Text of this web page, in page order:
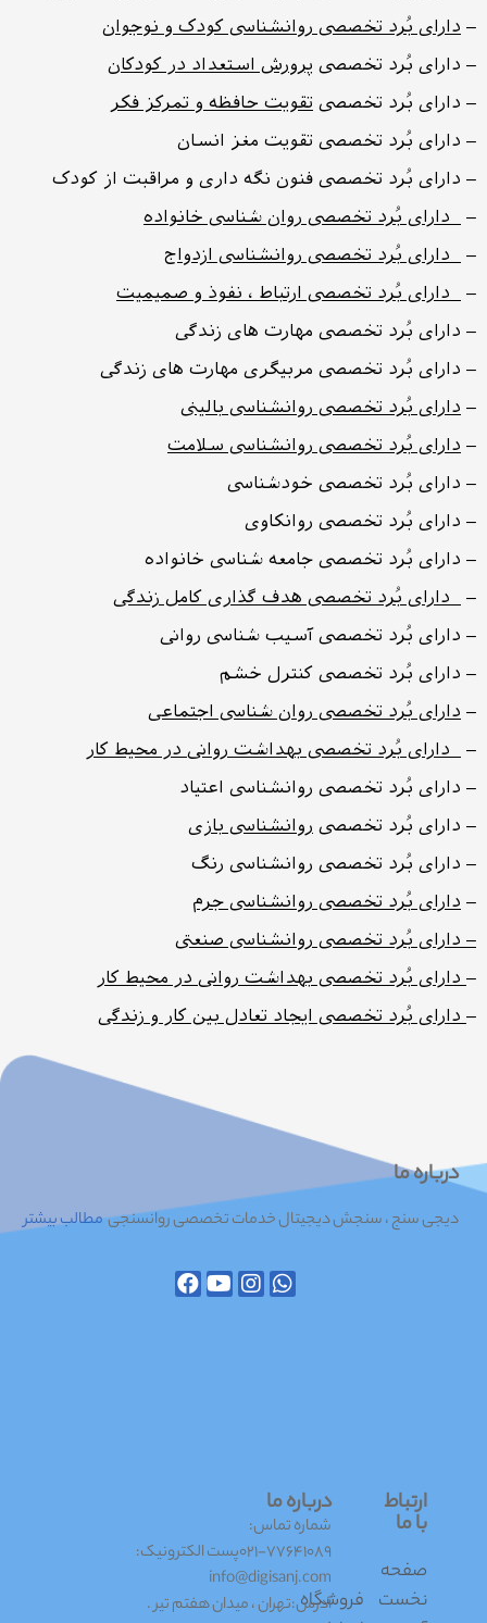
– دارای بُرد تخصصی روانشناسی کودک و نوجوان
– دارای بُرد تخصصی پرورش استعداد در کودکان
– دارای بُرد تخصصی تقویت حافظه و تمرکز فکر
– دارای بُرد تخصصی تقویت مغز انسان
– دارای بُرد تخصصی فنون نگه داری و مراقبت از کودک
–
دارای بُرد تخصصی روان شناسی خانواده
–
دارای بُرد تخصصی روانشناسی ازدواج
–
دارای بُرد تخصصی ارتباط ، نفوذ و صمیمیت
– دارای بُرد تخصصی مهارت های زندگی
– دارای بُرد تخصصی مربیگری مهارت های زندگی
– دارای بُرد تخصصی روانشناسی بالینی
– دارای بُرد تخصصی روانشناسی سلامت
– دارای بُرد تخصصی خودشناسی
– دارای بُرد تخصصی روانکاوی
– دارای بُرد تخصصی جامعه شناسی خانواده
–
دارای بُرد تخصصی هدف گذاری کامل زندگی
– دارای بُرد تخصصی آسیب شناسی روانی
– دارای بُرد تخصصی کنترل خشم
– دارای بُرد تخصصی روان شناسی اجتماعی
–
دارای بُرد تخصصی بهداشت روانی در محیط کار
– دارای بُرد تخصصی روانشناسی اعتیاد
– دارای بُرد تخصصی روانشناسی بازی
– دارای بُرد تخصصی روانشناسی رنگ
– دارای بُرد تخصصی روانشناسی جرم
– دارای بُرد تخصصی روانشناسی صنعتی
– دارای بُرد تخصصی بهداشت روانی در محیط کار
– دارای بُرد تخصصی ایجاد تعادل بین کار و زندگی
درباره ما
دیجی سنج ، سنجش دیجیتال خدمات تخصصی روانسنجیمطالب بیشتر
ارتباط
با ما
صفحه
نخست فروشگاه
درباره ما
شماره تماس:
۷۷۶۴۱۰۸۹-۰۲۱پست الکترونیک:
info@digisanj.com
آدرس:تهران ، میدان هفتم تیر .